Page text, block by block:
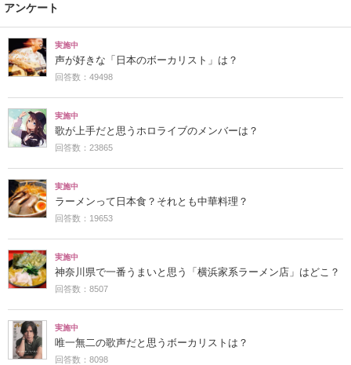
アンケート
実施中
声が好きな「日本のボーカリスト」は？
回答数：49498
実施中
歌が上手だと思うホロライブのメンバーは？
回答数：23865
実施中
ラーメンって日本食？それとも中華料理？
回答数：19653
実施中
神奈川県で一番うまいと思う「横浜家系ラーメン店」はどこ？
回答数：8507
実施中
唯一無二の歌声だと思うボーカリストは？
回答数：8098